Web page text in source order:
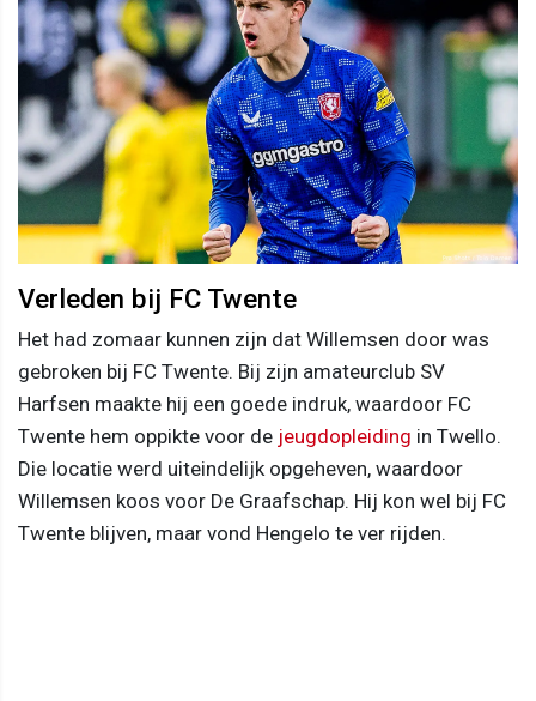
Verleden bij FC Twente
Het had zomaar kunnen zijn dat Willemsen door was
gebroken bij FC Twente. Bij zijn amateurclub SV
Harfsen maakte hij een goede indruk, waardoor FC
Twente hem oppikte voor de jeugdopleiding in Twello.
Die locatie werd uiteindelijk opgeheven, waardoor
Willemsen koos voor De Graafschap. Hij kon wel bij FC
Twente blijven, maar vond Hengelo te ver rijden.